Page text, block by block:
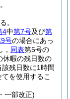
。
4中第7号及び第
号の場合にあっ
， 同表第5号の
休暇の残日数の
残日数に1時間
を使用するこ
一部改正)